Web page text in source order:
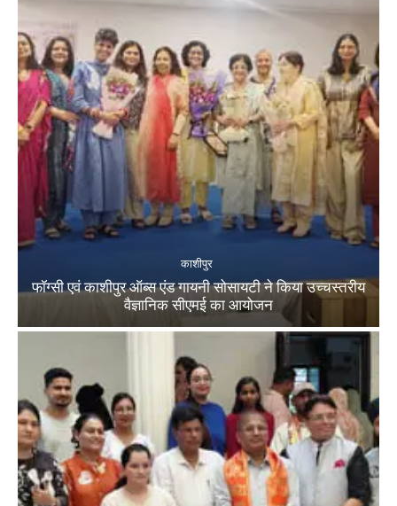
काशीपुर
फॉग्सी एवं काशीपुर ऑब्स एंड गायनी सोसायटी ने किया उच्चस्तरीय
वैज्ञानिक सीएमई का आयोजन